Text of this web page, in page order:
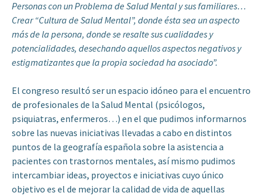
Personas con un Problema de Salud Mental y sus familiares…
Crear “Cultura de Salud Mental”, donde ésta sea un aspecto
más de la persona, donde se resalte sus cualidades y
potencialidades, desechando aquellos aspectos negativos y
estigmatizantes que la propia sociedad ha asociado”.
El congreso resultó ser un espacio idóneo para el encuentro
de profesionales de la Salud Mental (psicólogos,
psiquiatras, enfermeros…) en el que pudimos informarnos
sobre las nuevas iniciativas llevadas a cabo en distintos
puntos de la geografía española sobre la asistencia a
pacientes con trastornos mentales, así mismo pudimos
intercambiar ideas, proyectos e iniciativas cuyo único
objetivo es el de mejorar la calidad de vida de aquellas